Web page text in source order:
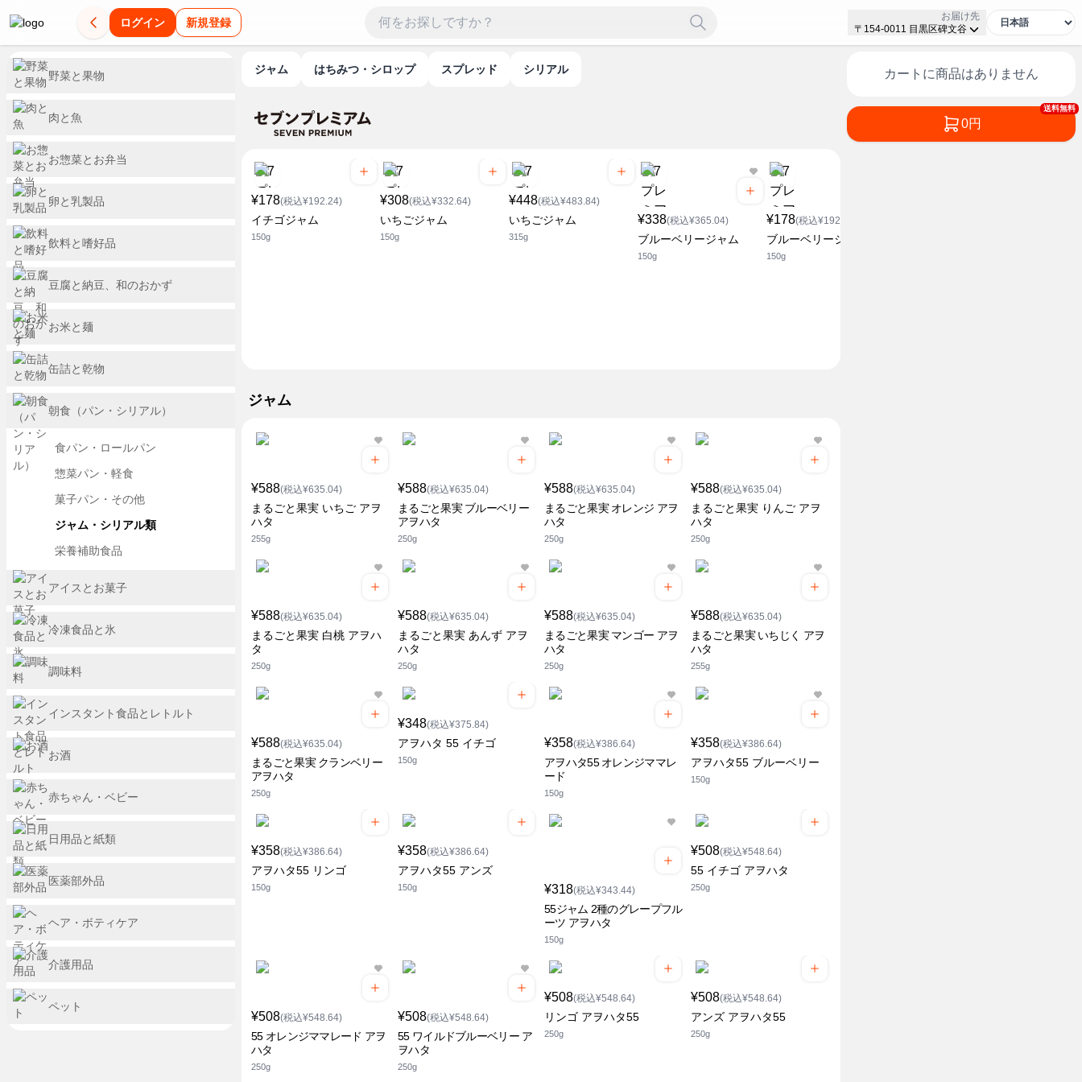
ログイン 新規登録
お届け先
〒154-0011 目黒区碑文谷
ジャム はちみつ・シロップ スプレッド シリアル
¥178(税込¥192.24)
イチゴジャム
150g
¥308(税込¥332.64)
いちごジャム
150g
¥448(税込¥483.84)
いちごジャム
315g
¥338(税込¥365.04)
ブルーベリージャム
150g
¥178(税込¥192.24)
ブルーベリージャム
150g
ジャム
¥588(税込¥635.04)
まるごと果実 いちご アヲ
ハタ
255g
¥588(税込¥635.04)
まるごと果実 ブルーベリー
アヲハタ
250g
¥588(税込¥635.04)
まるごと果実 オレンジ アヲ
ハタ
250g
¥588(税込¥635.04)
まるごと果実 りんご アヲ
ハタ
250g
¥588(税込¥635.04)
まるごと果実 白桃 アヲハ
タ
250g
¥588(税込¥635.04)
まるごと果実 あんず アヲ
ハタ
250g
¥588(税込¥635.04)
まるごと果実 マンゴー アヲ
ハタ
250g
¥588(税込¥635.04)
まるごと果実 いちじく アヲ
ハタ
255g
¥588(税込¥635.04)
まるごと果実 クランベリー
アヲハタ
250g
¥348(税込¥375.84)
アヲハタ 55 イチゴ
150g
¥358(税込¥386.64)
アヲハタ55 オレンジママレ
ード
150g
¥358(税込¥386.64)
アヲハタ55 ブルーベリー
150g
¥358(税込¥386.64)
アヲハタ55 リンゴ
150g
¥358(税込¥386.64)
アヲハタ55 アンズ
150g ¥318(税込¥343.44)
55ジャム 2種のグレープフル
ーツ アヲハタ
150g
¥508(税込¥548.64)
55 イチゴ アヲハタ
250g
¥508(税込¥548.64)
55 オレンジママレード アヲ
ハタ
250g
¥508(税込¥548.64)
55 ワイルドブルーベリー ア
ヲハタ
250g
¥508(税込¥548.64)
リンゴ アヲハタ55
250g
¥508(税込¥548.64)
アンズ アヲハタ55
250g
カートに商品はありません
送料無料
0円
野菜と果物
肉と魚
お惣菜とお弁当
卵と乳製品
飲料と嗜好品
豆腐と納豆、和のおかず
お米と麺
缶詰と乾物
朝食（パン・シリアル）
食パン・ロールパン
惣菜パン・軽食
菓子パン・その他
ジャム・シリアル類
栄養補助食品
アイスとお菓子
冷凍食品と氷
調味料
インスタント食品とレトルト
お酒
赤ちゃん・ベビー
日用品と紙類
医薬部外品
ヘア・ボティケア
介護用品
ペット